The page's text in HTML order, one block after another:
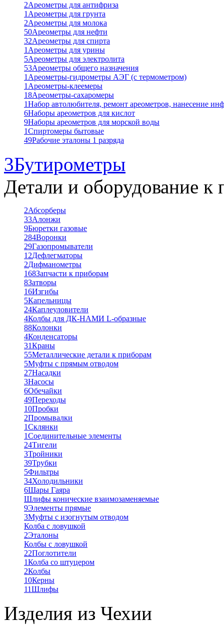
2Ареометры для антифриза
1 Ареометры для грунта
2Ареометры для молока
50Ареометры для нефти
32Ареометры для спирта
1 Ареометры для урины
5Ареометры для электролита
53Ареометры общего назначения
1 Ареометры-гидрометры АЭГ (с термометром)
1 Ареометры-клеемеры
18Ареометры-сахаромеры
1Набор автолюбителя, ремонт ареометров, нанесение
6Наборы ареометров для кислот
9Наборы ареометров для морской воды
1Спиртомеры бытовые
49Рабочие эталоны 1 разряда
3Бутирометры
Детали и оборудование к
2Абсорберы
33Алонжи
9Бюретки газовые
284Воронки
29Газопромыватели
12Дефлегматоры
2Дифманометры
168Запчасти к приборам
8Затворы
16Изгибы
5Капельницы
24Каплеуловители
4Колбы для ДК-НАМИ L-образные
88Колонки
4Конденсаторы
31Краны
55Металлические детали к приборам
5Муфты с прямым отводом
27Насадки
3Насосы
6Обечайки
49Переходы
10Пробки
2Промывалки
1Склянки
1Соединительные элементы
24Тигели
3Тройники
39Трубки
5Фильтры
34Холодильники
6Шары Гаяра
Шлифы конические взаимозаменяемые
9Элементы прямые
3Муфты с изогнутым отводом
Колба с ловушкой
2Эталоны
Колбы с ловушкой
22Поглотители
1Колба со штуцером
2Колбы
10Керны
11Шлифы
Изделия из Чехии